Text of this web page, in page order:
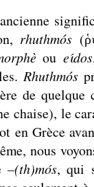
rhuthmós
ou eίdos
Rhuthmós
de quelque
chaise), le
en Grèce
nous
–(th)mόs, qui